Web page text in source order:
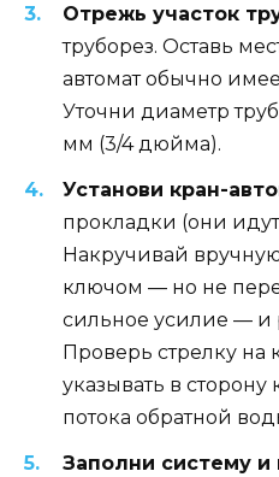
Отрежь участок
труборез. Оставь
автомат обычно
Уточни диаметр
мм (3/4 дюйма).
Установи кран-
прокладки (они
Накручивай
ключом — но не
сильное усилие — и
Проверь стрелку на
указывать в сторону
потока обратной
Заполни систему и